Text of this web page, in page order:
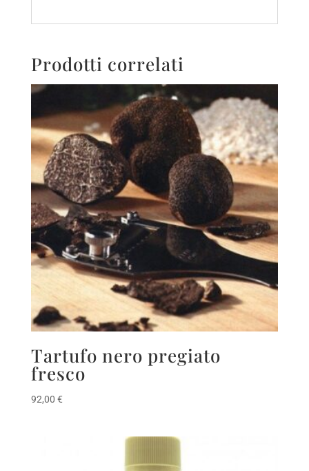
Prodotti correlati
Tartufo nero pregiato
fresco
92,00 €